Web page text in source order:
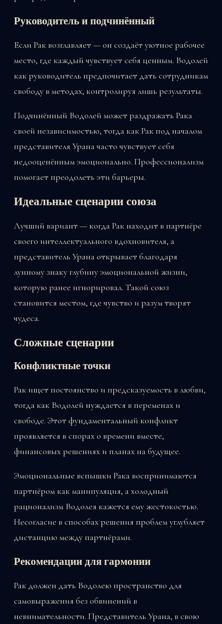
Руководитель и подчинённый
Если Рак возглавляет — он создаёт уютное рабочее
место, где каждый чувствует себя ценным. Водолей
как руководитель предпочитает дать сотрудникам
свободу в методах, контролируя лишь результаты.
Подчинённый Водолей может раздражать Рака
своей независимостью, тогда как Рак под началом
представителя Урана часто чувствует себя
недооценённым эмоционально. Профессионализм
помогает преодолеть эти барьеры.
Идеальные сценарии союза
Лучший вариант — когда Рак находит в партнёре
своего интеллектуального вдохновителя, а
представитель Урана открывает благодаря
лунному знаку глубину эмоциональной жизни,
которую ранее игнорировал. Такой союз
становится местом, где чувство и разум творят
чудеса.
Сложные сценарии
Конфликтные точки
Рак ищет постоянство и предсказуемость в любви,
тогда как Водолей нуждается в переменах и
свободе. Этот фундаментальный конфликт
проявляется в спорах о времени вместе,
финансовых решениях и планах на будущее.
Эмоциональные вспышки Рака воспринимаются
партнёром как манипуляция, а холодный
рационализм Водолея кажется ему жестокостью.
Несогласие в способах решения проблем углубляет
дистанцию между партнёрами.
Рекомендации для гармонии
Рак должен дать Водолею пространство для
самовыражения без обвинений в
невнимательности. Представитель Урана, в свою